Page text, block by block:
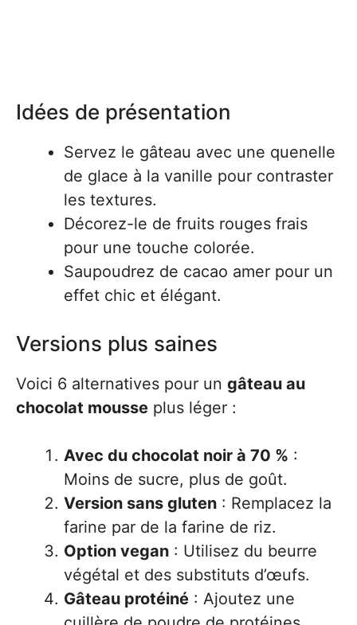
Idées de présentation
Servez le gâteau avec une quenelle
de glace à la vanille pour contraster
les textures.
Décorez-le de fruits rouges frais
pour une touche colorée.
Saupoudrez de cacao amer pour un
effet chic et élégant.
Versions plus saines
Voici 6 alternatives pour un gâteau au
chocolat mousse plus léger :
Avec du chocolat noir à 70 % :
Moins de sucre, plus de goût.
Version sans gluten : Remplacez la
farine par de la farine de riz.
Option vegan : Utilisez du beurre
végétal et des substituts d’œufs.
Gâteau protéiné : Ajoutez une